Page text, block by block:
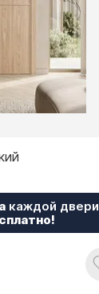
каждой двери